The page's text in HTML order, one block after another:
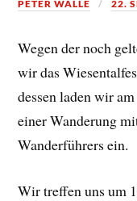
PETER WALLE 22.
Wegen der noch
wir das
dessen laden wir
einer Wanderung
Wanderführers ein.
Wir treffen uns um